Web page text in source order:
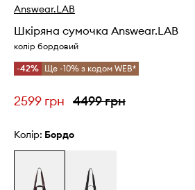
Answear.LAB
Шкіряна сумочка Answear.LAB
колір бордовий
-42% Ще -10% з кодом WEB*
2599 грн 4499 грн
Колір: бордо